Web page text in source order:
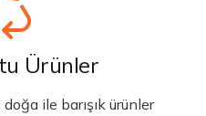
Ürünler
ile barışık ürünler